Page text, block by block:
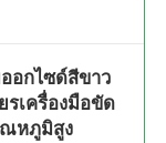
อกไซด์สีขาว
รเครื่องมือขัด
หภูมิสูง